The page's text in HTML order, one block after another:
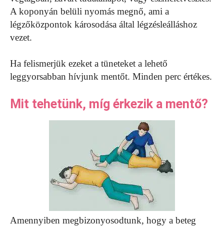
A koponyán belüli nyomás megnő, ami a
légzőközpontok károsodása által légzésleálláshoz
vezet.
Ha felismerjük ezeket a tüneteket a lehető
leggyorsabban hívjunk mentőt. Minden perc értékes.
Mit tehetünk, míg érkezik a mentő?
Amennyiben megbizonyosodtunk, hogy a beteg